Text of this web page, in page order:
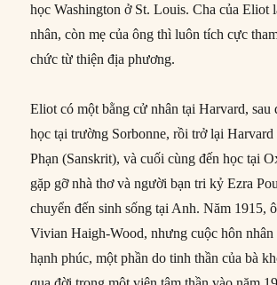
học Washington ở St. Louis. Cha của Eliot
nhân, còn mẹ của ông thì luôn tích cực
chức từ thiện địa phương.
Eliot có một bằng cử nhân tại Harvard, sau
học tại trường Sorbonne, rồi trở lại Harvard
Phạn (Sanskrit), và cuối cùng đến học tại
gặp gỡ nhà thơ và người bạn tri kỷ Ezra
chuyển đến sinh sống tại Anh. Năm 1915,
Vivian Haigh-Wood, nhưng cuộc hôn
hạnh phúc, một phần do tinh thần của bà